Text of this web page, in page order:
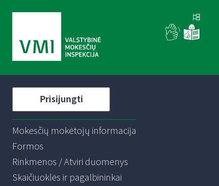
Prisijungti
Mokesčių mokėtojų informacija
Formos
Rinkmenos / Atviri duomenys
Skaičiuoklės ir pagalbininkai